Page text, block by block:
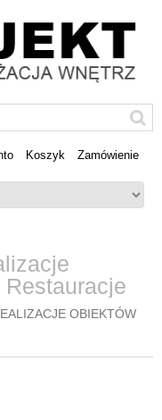
Koszyk Zamówienie
OBIEKTÓW